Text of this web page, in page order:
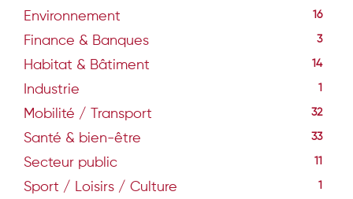
Environnement 16
Finance & Banques 3
Habitat & Bâtiment 14
Industrie 1
Mobilité / Transport 32
Santé & bien-être 33
Secteur public 11
Sport / Loisirs / Culture 1